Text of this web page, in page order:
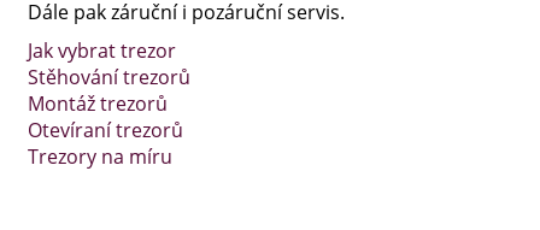
Dále pak záruční i pozáruční servis.
Jak vybrat trezor
Stěhování trezorů
Montáž trezorů
Otevíraní trezorů
Trezory na míru